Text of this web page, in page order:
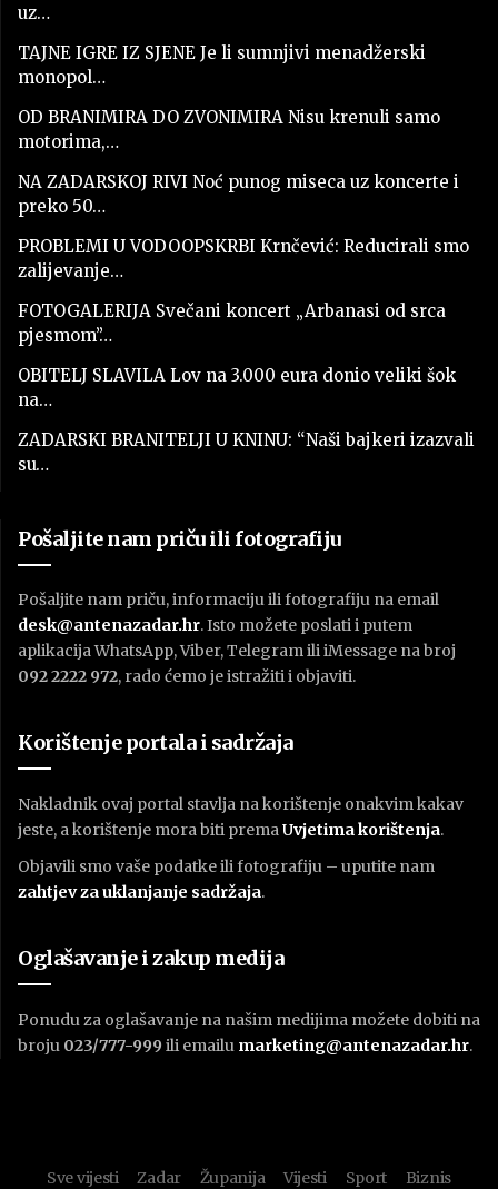
uz…
TAJNE IGRE IZ SJENE Je li sumnjivi menadžerski
monopol…
OD BRANIMIRA DO ZVONIMIRA Nisu krenuli samo
motorima,…
NA ZADARSKOJ RIVI Noć punog miseca uz koncerte i
preko 50…
PROBLEMI U VODOOPSKRBI Krnčević: Reducirali smo
zalijevanje…
FOTOGALERIJA Svečani koncert „Arbanasi od srca
pjesmom”…
OBITELJ SLAVILA Lov na 3.000 eura donio veliki šok
na…
ZADARSKI BRANITELJI U KNINU: “Naši bajkeri izazvali
su…
Pošaljite nam priču ili fotografiju
Pošaljite nam priču, informaciju ili fotografiju na email
desk@antenazadar.hr. Isto možete poslati i putem
aplikacija WhatsApp, Viber, Telegram ili iMessage na broj
092 2222 972, rado ćemo je istražiti i objaviti.
Korištenje portala i sadržaja
Nakladnik ovaj portal stavlja na korištenje onakvim kakav
jeste, a korištenje mora biti premaUvjetima korištenja.
Objavili smo vaše podatke ili fotografiju – uputite nam
zahtjev za uklanjanje sadržaja.
Oglašavanje i zakup medija
Ponudu za oglašavanje na našim medijima možete dobiti na
broju 023/777-999 ili emailu marketing@antenazadar.hr.
Sve vijesti Zadar Županija Vijesti Sport Biznis